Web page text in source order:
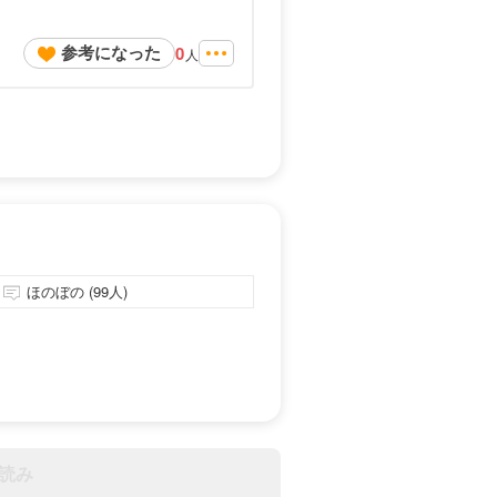
参考になった 0 人
ほのぼの (99人)